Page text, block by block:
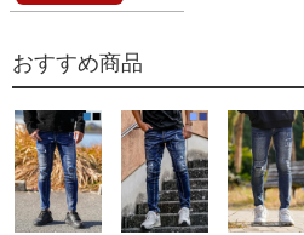
おすすめ商品